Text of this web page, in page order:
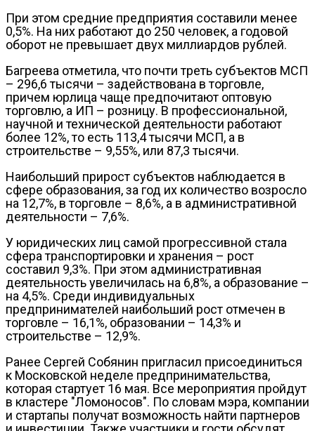
При этом средние предприятия составили менее
0,5%. На них работают до 250 человек, а годовой
оборот не превышает двух миллиардов рублей.
Багреева отметила, что почти треть субъектов МСП
– 296,6 тысячи – задействована в торговле,
причем юрлица чаще предпочитают оптовую
торговлю, а ИП – розницу. В профессиональной,
научной и технической деятельности работают
более 12%, то есть 113,4 тысячи МСП, а в
строительстве – 9,55%, или 87,3 тысячи.
Наибольший прирост субъектов наблюдается в
сфере образования, за год их количество возросло
на 12,7%, в торговле – 8,6%, а в административной
деятельности – 7,6%.
У юридических лиц самой прогрессивной стала
сфера транспортировки и хранения – рост
составил 9,3%. При этом административная
деятельность увеличилась на 6,8%, а образование –
на 4,5%. Среди индивидуальных
предпринимателей наибольший рост отмечен в
торговле – 16,1%, образовании – 14,3% и
строительстве – 12,9%.
Ранее Сергей Собянин пригласил присоединиться
к Московской неделе предпринимательства,
которая стартует 16 мая. Все мероприятия пройдут
в кластере "Ломоносов". По словам мэра, компании
и стартапы получат возможность найти партнеров